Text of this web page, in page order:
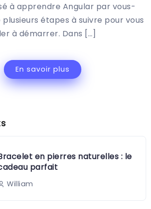
à apprendre Angular par vous-
étapes à suivre pour vous
à démarrer. Dans […]
En savoir plus
en pierres naturelles : le
parfait
William